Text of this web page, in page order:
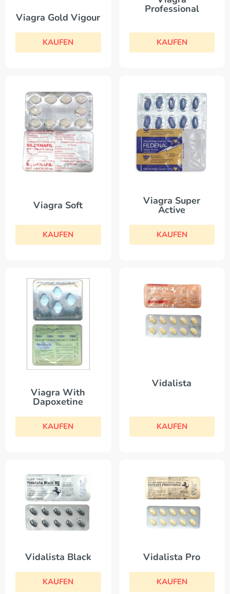
Viagra Gold Vigour
KAUFEN
Professional
KAUFEN
Viagra Soft
KAUFEN
Viagra Super
Active
KAUFEN
Viagra With
Dapoxetine
KAUFEN
Vidalista
KAUFEN
Vidalista Black
KAUFEN
Vidalista Pro
KAUFEN